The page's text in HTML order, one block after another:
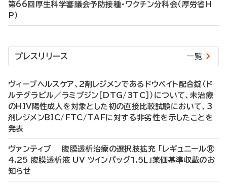
第66回厚生科学審議会予防接種・ワクチン分科会（厚労省H
P）
プレスリリース 一覧
ヴィーブヘルスケア、2剤レジメンであるドウベイト配合錠（ド
ルテグラビル／ラミブジン［DTG/3TC］）について、未治療
のHIV陽性成人を対象とした初の直接比較試験において、3
剤レジメンBIC/FTC/TAFに対する非劣性を示したことを
発表
ヴァンティブ 腹膜透析治療の選択肢拡充 「レギュニール®
4.25 腹膜透析液 UV ツインバッグ1.5L」薬価基準収載のお
知らせ